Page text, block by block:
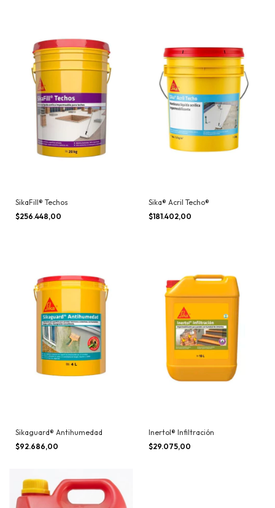
SikaFill® Techos
$256.448,00
Sika® Acril Techo®
$181.402,00
Sikaguard® Antihumedad
$92.686,00
Inertol® Infiltración
$29.075,00